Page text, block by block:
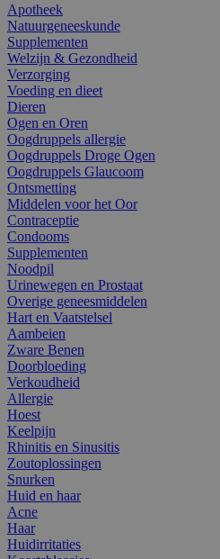
Apotheek
Natuurgeneeskunde
Supplementen
Welzijn & Gezondheid
Verzorging
Voeding en dieet
Dieren
Ogen en Oren
Oogdruppels allergie
Oogdruppels Droge Ogen
Oogdruppels Glaucoom
Ontsmetting
Middelen voor het Oor
Contraceptie
Condooms
Supplementen
Noodpil
Urinewegen en Prostaat
Overige geneesmiddelen
Hart en Vaatstelsel
Aambeien
Zware Benen
Doorbloeding
Verkoudheid
Allergie
Hoest
Keelpijn
Rhinitis en Sinusitis
Zoutoplossingen
Snurken
Huid en haar
Acne
Haar
Huidirritaties